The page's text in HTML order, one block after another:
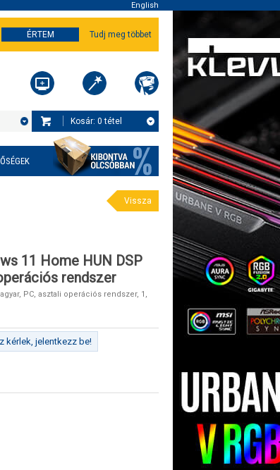
English
ÉRTEM Tudj meg többet
Kosár: 0 tétel
Vissza
11 Home HUN DSP
rendszer
PC, asztali operációs rendszer, 1,
kérlek, jelentkezz be!